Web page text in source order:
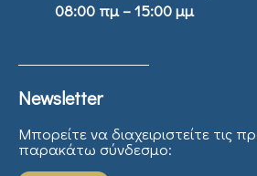
08:00 πμ – 15:00 μμ
Newsletter
Μπορείτε να διαχειριστείτε τις
παρακάτω σύνδεσμο: